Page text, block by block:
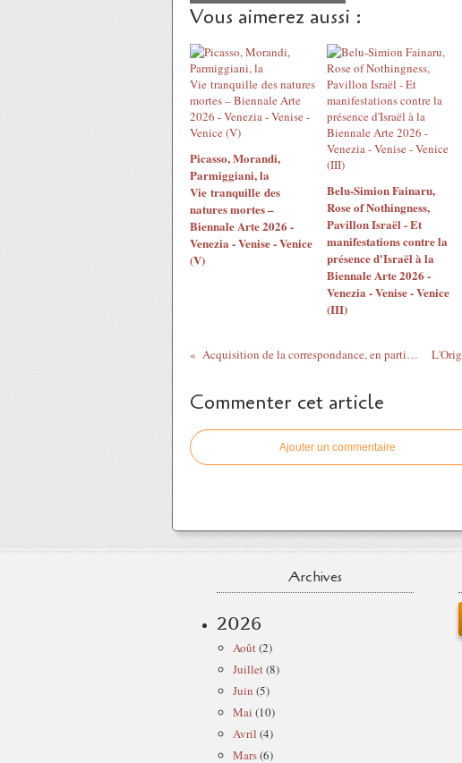
Vous aimerez aussi :
Picasso, Morandi,
Parmiggiani, la
Vie tranquille des
natures mortes –
Biennale Arte 2026 -
Venezia - Venise - Venice
(V)
Belu-Simion Fainaru,
Rose of Nothingness,
Pavillon Israël - Et
manifestations contre la
présence d'Israël à la
Biennale Arte 2026 -
Venezia - Venise - Venice
(III)
Acquisition de la correspondance, en partie inédite, d'Édouard Manet à Félix Bracquemond. Fondation Custodia, collection Frits Lugt
Commenter cet article
Ajouter un commentaire
Archives
2026
Août(2)
Juillet(8)
Juin (5)
Mai (10)
Avril (4)
Mars(6)